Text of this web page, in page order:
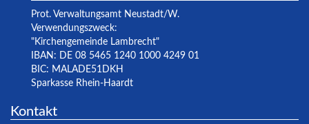
Prot. Verwaltungsamt Neustadt/W.
Verwendungszweck:
"Kirchengemeinde Lambrecht"
IBAN: DE 08 5465 1240 1000 4249 01
BIC: MALADE51DKH
Sparkasse Rhein-Haardt
Kontakt